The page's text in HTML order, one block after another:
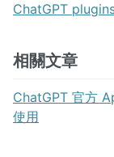
ChatGPT
相關文章
ChatGPT 官方
使用